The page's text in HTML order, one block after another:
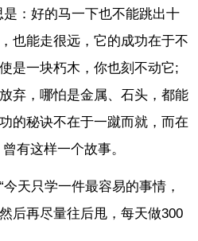
：好的马一下也不能跳出十
也能走很远，它的成功在于不
是一块朽木，你也刻不动它;
弃，哪怕是金属、石头，都能
的秘诀不在于一蹴而就，而在
有这样一个故事。
天只学一件最容易的事情，
后再尽量往后甩，每天做300